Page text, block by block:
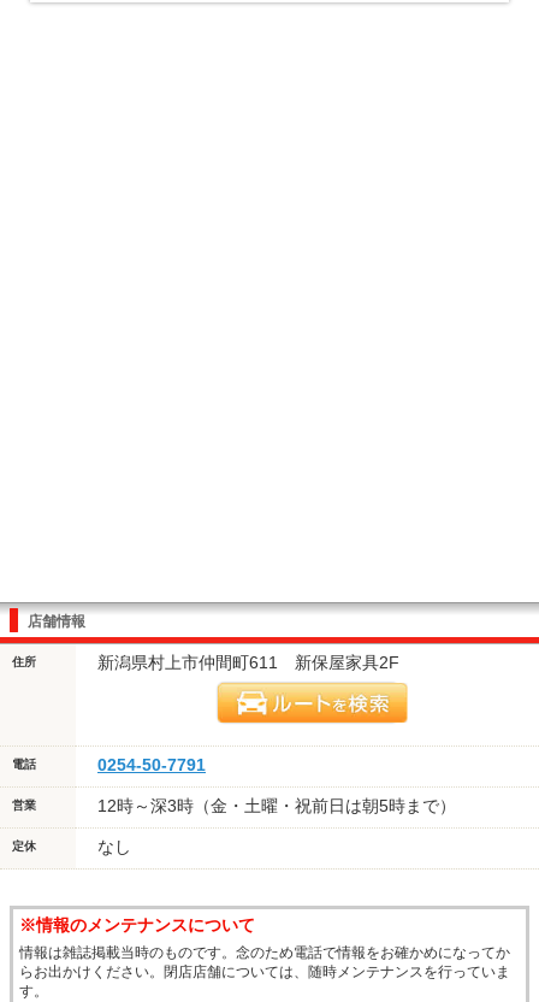
店舗情報
住所 新潟県村上市仲間町611 新保屋家具2F
電話 0254-50-7791
営業 12時～深3時（金・土曜・祝前日は朝5時まで）
定休 なし
※情報のメンテナンスについて
情報は雑誌掲載当時のものです。念のため電話で情報をお確かめになってか
らお出かけください。閉店店舗については、随時メンテナンスを行っていま
す。